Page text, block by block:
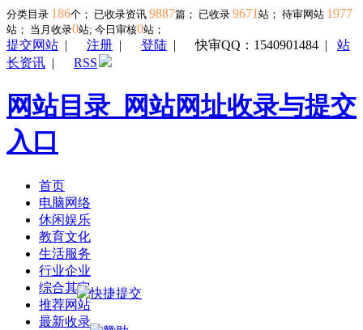
分类目录 186个； 已收录资讯 9887篇； 已收录 9671 站； 待审网站 1977
站； 当月收录0站; 今日审核0站；
提交网站 | 注册 | 登陆 |快审QQ：1540901484 | 站
长资讯 | RSS
网站目录_网站网址收录与提交
入口
首页
电脑网络
休闲娱乐
教育文化
生活服务
行业企业
综合其它
推荐网站
最新收录